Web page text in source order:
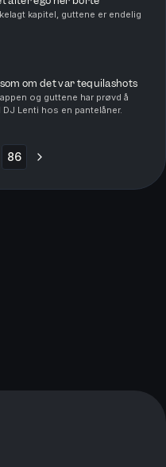
kapitel, guttene er endelig
om det var tequilashots
og guttene har prøvd å
Lenti hos en pantelåner.
86